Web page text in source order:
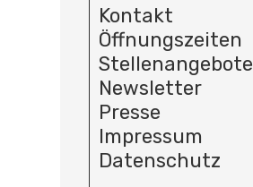
Kontakt
Öffnungszeiten
Stellenangebote
Newsletter
Presse
Impressum
Datenschutz